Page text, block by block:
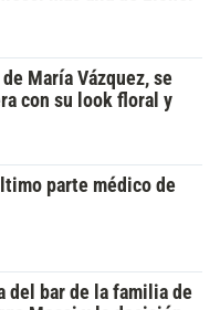
María Vázquez, se
con su look floral y
parte médico de
del bar de la familia de